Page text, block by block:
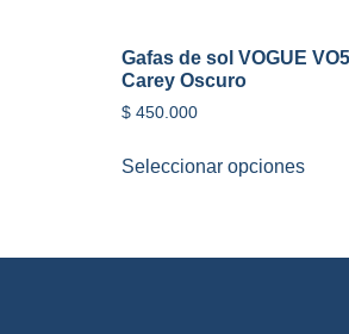
Gafas de sol VOGUE
Carey Oscuro
$ 450.000
Seleccionar opciones